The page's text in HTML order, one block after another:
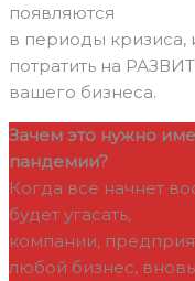
появляются
в периоды
потратить на
вашего бизнеса.
Зачем это нужно
пандемии?
Когда всё начнет
будет угасать,
компании,
любой бизнес,